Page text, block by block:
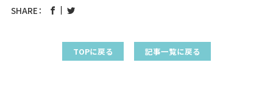
SHARE：
TOPに戻る 記事一覧に戻る